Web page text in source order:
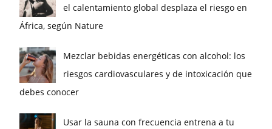
el calentamiento global desplaza el riesgo en
África, según Nature
Mezclar bebidas energéticas con alcohol: los
riesgos cardiovasculares y de intoxicación que
debes conocer
Usar la sauna con frecuencia entrena a tu